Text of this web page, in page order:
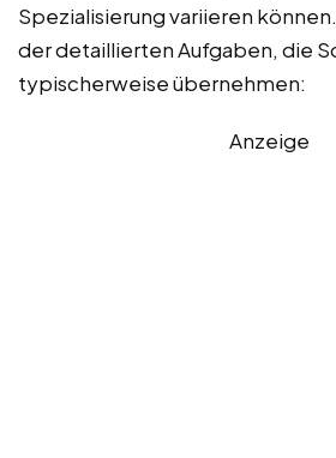
Spezialisierung variieren
der detaillierten Aufgaben, die
typischerweise übernehmen:
Anzeige